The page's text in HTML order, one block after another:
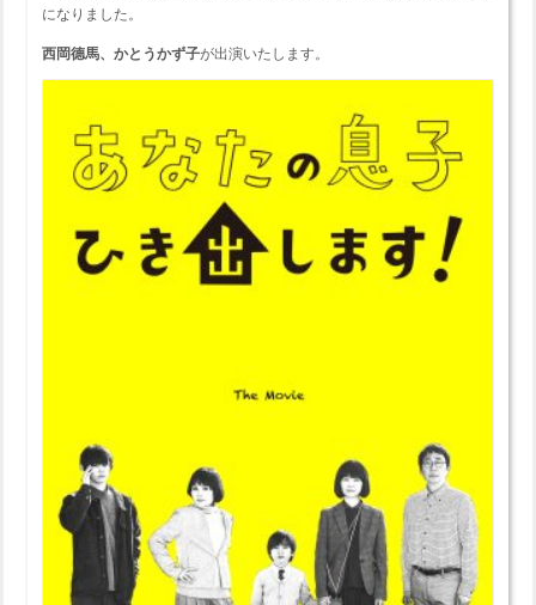
になりました。
西岡德馬、かとうかず子が出演いたします。